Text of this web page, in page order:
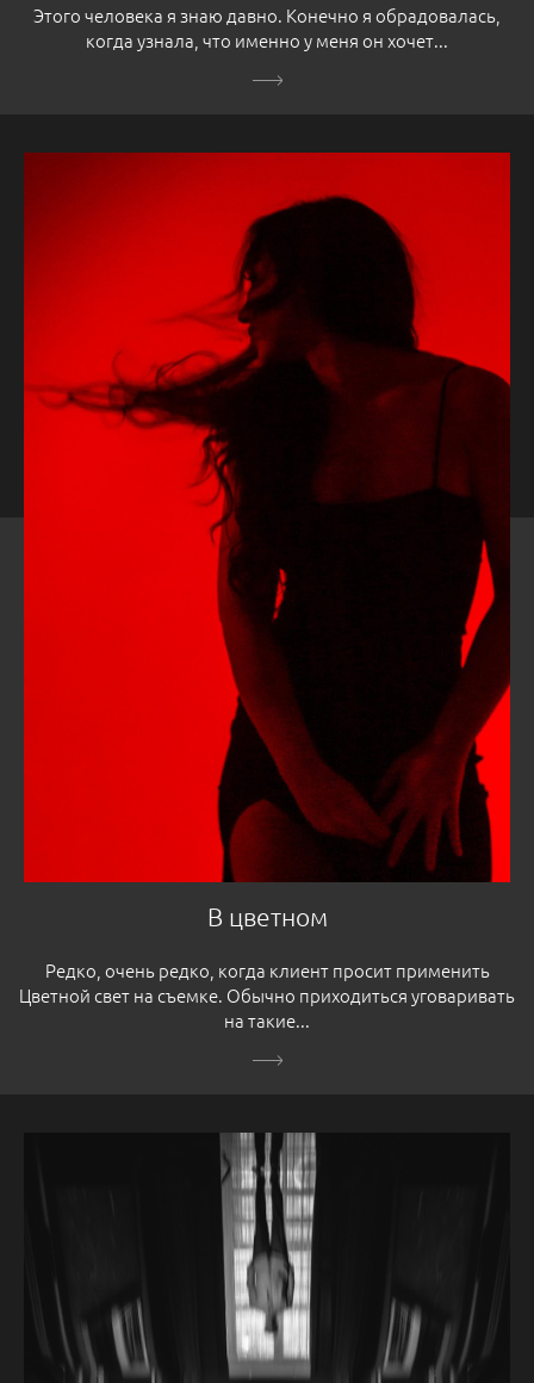
Этого человека я знаю давно. Конечно я обрадовалась,
когда узнала, что именно у меня он хочет...
В цветном
Редко, очень редко, когда клиент просит применить
Цветной свет на съемке. Обычно приходиться уговаривать
на такие...